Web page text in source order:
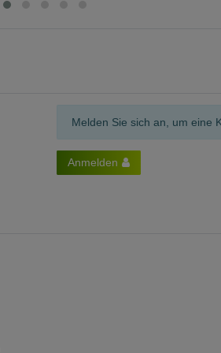
Melden Sie sich an, um eine
Anmelden